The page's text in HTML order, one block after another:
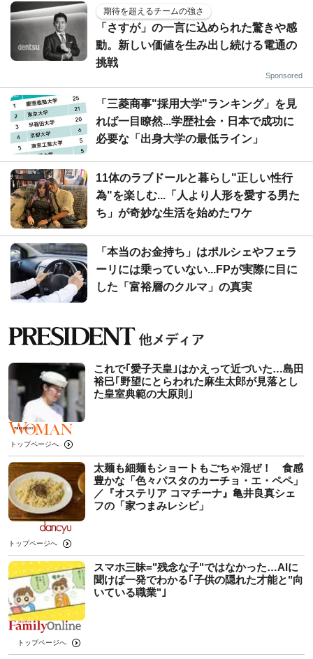
期待を超えるチームの強さ
「さすが」の一言に込められた驚きや感
動。新しい価値を生み出し続ける電通の
挑戦
Sponsored
「三菱商事"採用大学"ランキング」を見
れば一目瞭然...学歴社会・日本で成功に
必要な「出身大学の最低ライン」
11体のラブドールと暮らし"正しい性行
為"を楽しむ...「人より人形を愛する男た
ち」が奇妙な生活を始めたワケ
「本当のお金持ち」はポルシェやフェラ
ーリには乗っていない...FPが実際に目に
した「富裕層のクルマ」の真実
これで｢愛子天皇｣はかえって近づいた…島田
裕巳｢野望にとらわれた麻生太郎が見落とし
た皇室典範の大原則｣
トップページへ
太麺も細麺もショートもごちゃ混ぜ！ 食感
豊かな「色々パスタのカーチョ・エ・ペペ」
／『オステリア コマチーナ』亀井良真シェ
フの「家つまみレシピ」
トップページへ
スマホ三昧="残念な子"ではなかった…AIに
聞けば一発でわかる｢子供の隠れた才能と"向
いている職業"｣
トップページへ